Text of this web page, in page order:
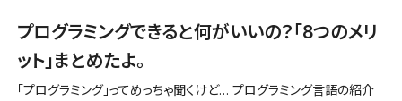
プログラミングできると何がいいの？「8つのメリ
ット」まとめたよ。
「プログラミング」ってめっちゃ聞くけど… プログラミング言語の紹介